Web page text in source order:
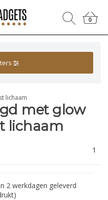
0
0
lichaam
met glow
lichaam
1
2 werkdagen geleverd